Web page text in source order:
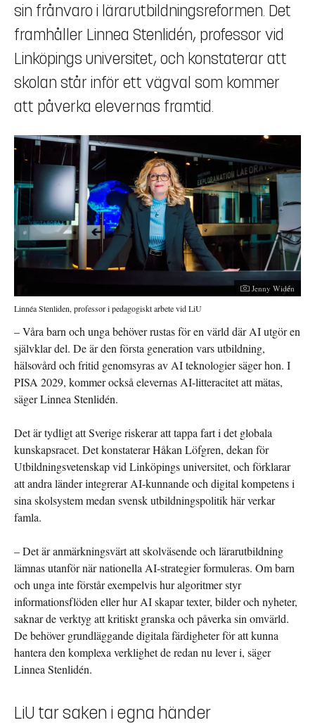
sin frånvaro i lärarutbildningsreformen. Det
framhåller Linnea Stenlidén, professor vid
Linköpings universitet, och konstaterar att
skolan står inför ett vägval som kommer
att påverka elevernas framtid.
Fotograf:
Jenny Widén
Linnéa Stenliden, professor i pedagogiskt arbete vid LiU
– Våra barn och unga behöver rustas för en värld där AI utgör en
självklar del. De är den första generation vars utbildning,
hälsovård och fritid genomsyras av AI teknologier säger hon. I
PISA 2029, kommer också elevernas AI-litteracitet att mätas,
säger Linnea Stenlidén.
Det är tydligt att Sverige riskerar att tappa fart i det globala
kunskapsracet. Det konstaterar Håkan Löfgren, dekan för
Utbildningsvetenskap vid Linköpings universitet, och förklarar
att andra länder integrerar AI-kunnande och digital kompetens i
sina skolsystem medan svensk utbildningspolitik här verkar
famla.
– Det är anmärkningsvärt att skolväsende och lärarutbildning
lämnas utanför när nationella AI-strategier formuleras. Om barn
och unga inte förstår exempelvis hur algoritmer styr
informationsflöden eller hur AI skapar texter, bilder och nyheter,
saknar de verktyg att kritiskt granska och påverka sin omvärld.
De behöver grundläggande digitala färdigheter för att kunna
hantera den komplexa verklighet de redan nu lever i, säger
Linnea Stenlidén.
LiU tar saken i egna händer